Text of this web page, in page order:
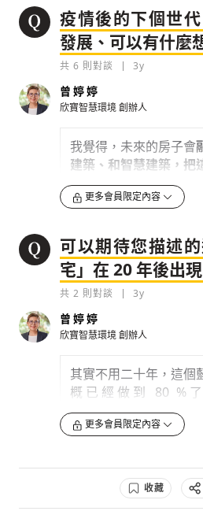
清淨機，而是用「50 個
斷。另外，屋內
0
住進去後會發現各種障
合住宅越蓋越多了，變
加一堆配件，失去本來
能。
這件事我過去有試圖想
等關係人，但
念相對薄弱。我是希
上，把空氣自己帶進來
0 3y
檢舉留言
我們現在做建築分成三個
建築、和健康建築。綠建
講求少排碳、少用能源
0
疫情後的下個世
發展、可以有什麼
共 6 則對談 3y
曾婷婷
欣寶智慧環境創辦人
我覺得，未來的房子會
建築、和智慧建築，把
起，這才會是真正的「
以綠建築方面，講求就
理石不能從義大利進口
在智慧建築方面，因為
走向多用「運算」的智
低到最少；最後是
防疫、空氣品質、甲醛
全部歸到一個專業系統
可能不用通知，就是結
開窗、開空調、開除濕
0 3y
檢舉留言
更多會員限定內容
可以期待您描述
宅」在 20 年後出
共 2 則對談 3y
曾婷婷
欣寶智慧環境創辦人
其實不用二十年，這個
概已經做到 80 %
business model 的的
技術、研究的打底，到
宅空氣健診報告、未來
化」、裝修模組化、所
過雲端去計算。有了
更多會員限定內容
收藏